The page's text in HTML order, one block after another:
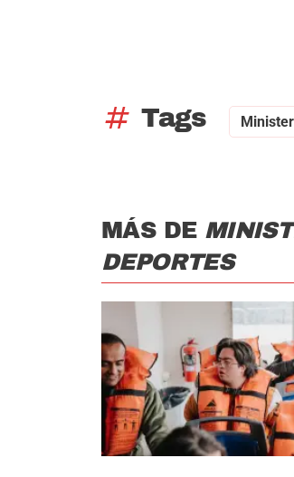
tag Tags
MÁS DE
DEPORTES